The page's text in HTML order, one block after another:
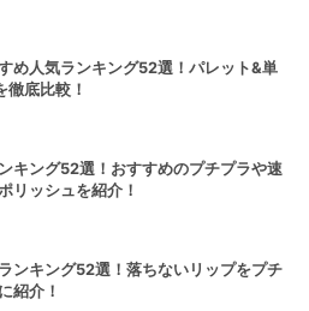
め人気ランキング52選！パレット&単
徹底比較！
キング52選！おすすめのプチプラや速
リッシュを紹介！
ンキング52選！落ちないリップをプチ
紹介！